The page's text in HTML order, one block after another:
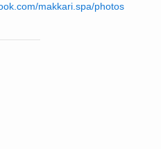
makkari.spa/photos